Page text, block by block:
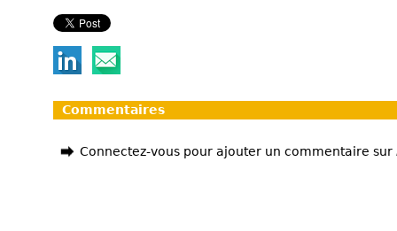
Commentaires
Connectez-vous pour ajouter un commentaire sur